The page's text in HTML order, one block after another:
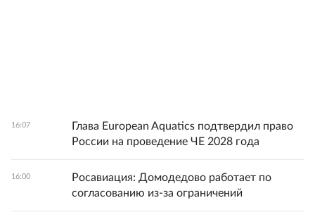
16:07
Глава European Aquatics подтвердил право
России на проведение ЧЕ 2028 года
16:00
Росавиация: Домодедово работает по
согласованию из-за ограничений